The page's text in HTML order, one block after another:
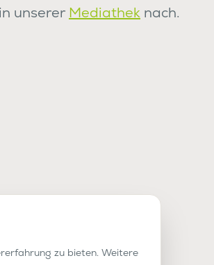
unserer Mediathek nach.
zu bieten. Weitere